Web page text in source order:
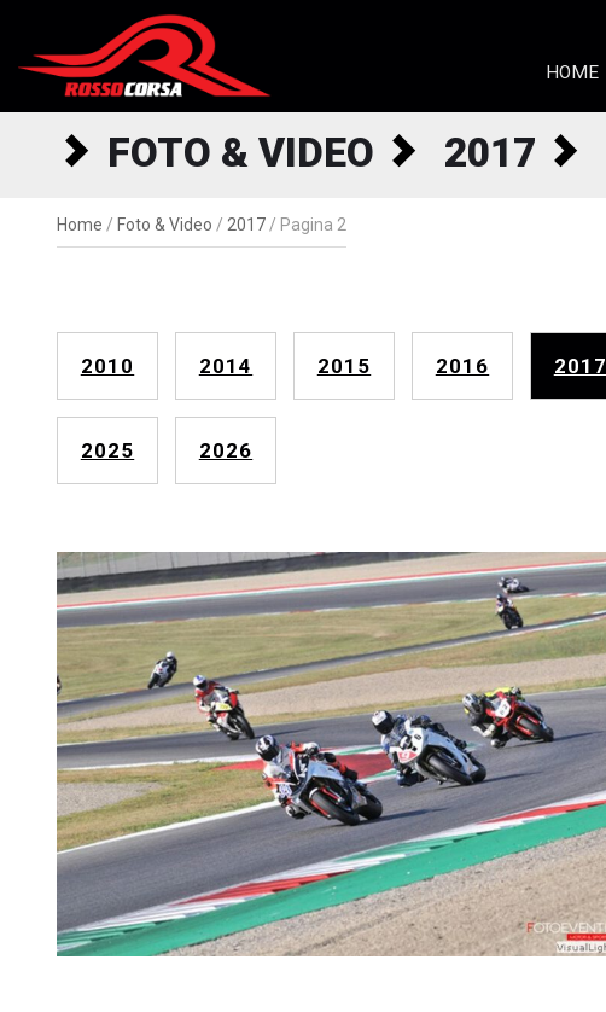
HOME
FOTO & VIDEO 2017
Home / Foto & Video / 2017 / Pagina 2
2010 2014 2015 2016 2017
2025 2026